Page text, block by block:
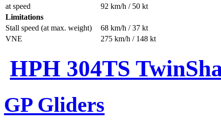
at speed
92 km/h / 50 kt
Limitations
Stall speed (at max. weight)
68 km/h / 37 kt
VNE
275 km/h / 148 kt
HPH 304TS
GP Gliders